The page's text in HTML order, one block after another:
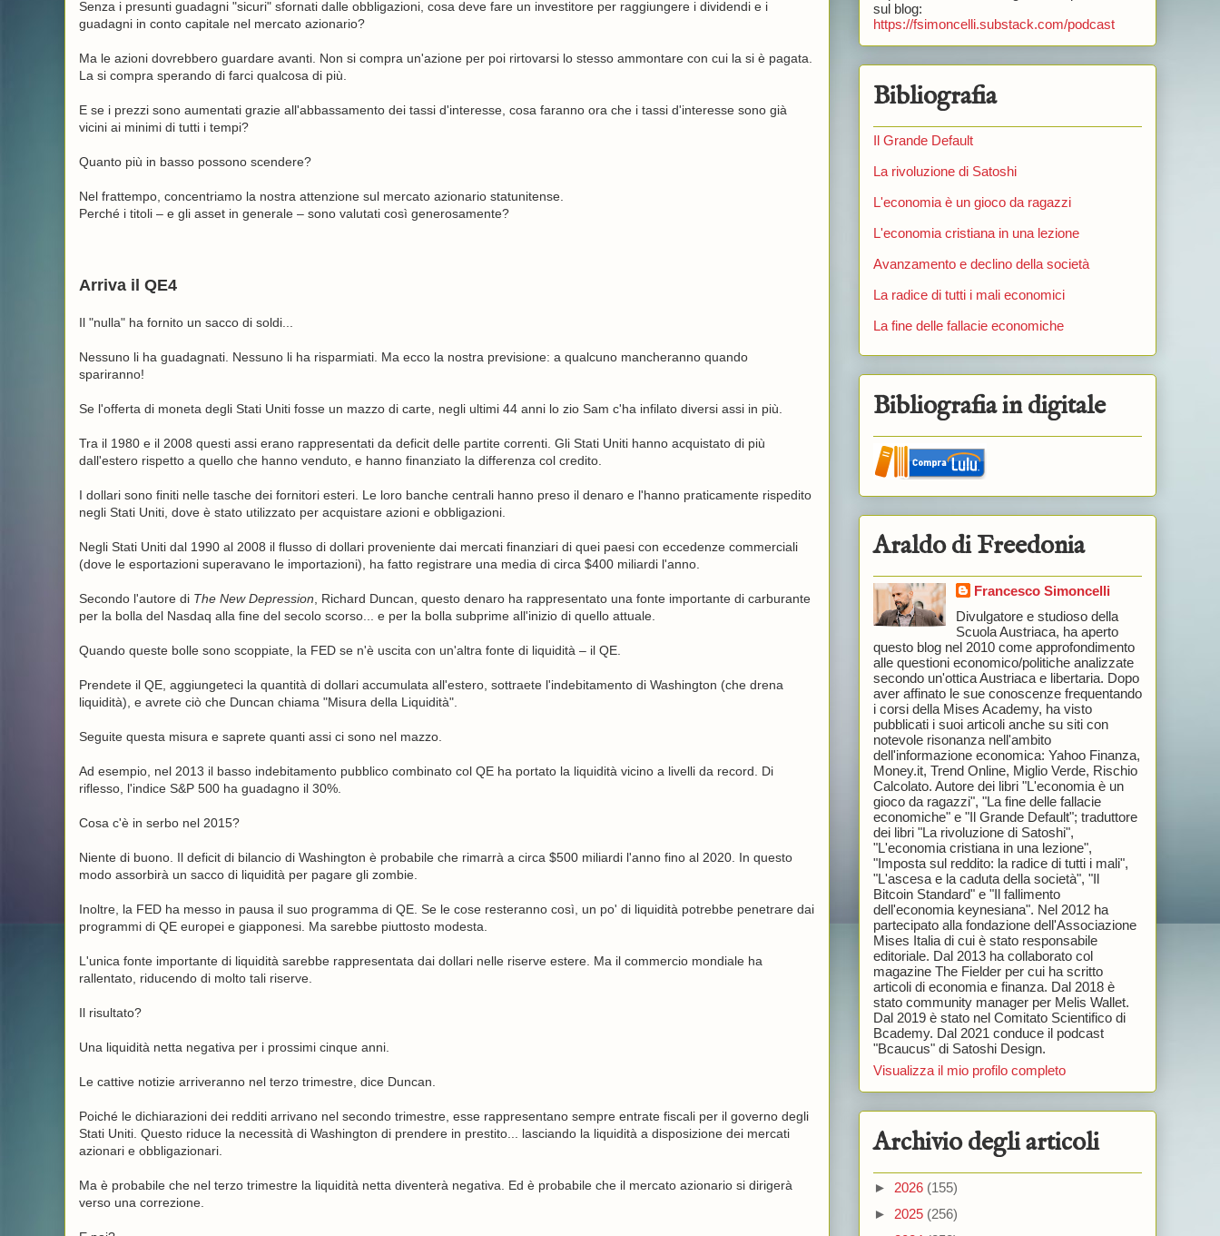
Senza i presunti guadagni "sicuri" sfornati dalle obbligazioni, cosa deve fare un investitore per raggiungere i dividendi e i
guadagni in conto capitale nel mercato azionario?
Ma le azioni dovrebbero guardare avanti. Non si compra un'azione per poi rirtovarsi lo stesso ammontare con cui la si è pagata.
La si compra sperando di farci qualcosa di più.
E se i prezzi sono aumentati grazie all'abbassamento dei tassi d'interesse, cosa faranno ora che i tassi d'interesse sono già
vicini ai minimi di tutti i tempi?
Quanto più in basso possono scendere?
Nel frattempo, concentriamo la nostra attenzione sul mercato azionario statunitense.
Perché i titoli – e gli asset in generale – sono valutati così generosamente?
Arriva il QE4
Il "nulla" ha fornito un sacco di soldi...
Nessuno li ha guadagnati. Nessuno li ha risparmiati. Ma ecco la nostra previsione: a qualcuno mancheranno quando
spariranno!
Se l'offerta di moneta degli Stati Uniti fosse un mazzo di carte, negli ultimi 44 anni lo zio Sam c'ha infilato diversi assi in più.
Tra il 1980 e il 2008 questi assi erano rappresentati da deficit delle partite correnti. Gli Stati Uniti hanno acquistato di più
dall'estero rispetto a quello che hanno venduto, e hanno finanziato la differenza col credito.
I dollari sono finiti nelle tasche dei fornitori esteri. Le loro banche centrali hanno preso il denaro e l'hanno praticamente rispedito
negli Stati Uniti, dove è stato utilizzato per acquistare azioni e obbligazioni.
Negli Stati Uniti dal 1990 al 2008 il flusso di dollari proveniente dai mercati finanziari di quei paesi con eccedenze commerciali
(dove le esportazioni superavano le importazioni), ha fatto registrare una media di circa $400 miliardi l'anno.
Secondo l'autore di The New Depression , Richard Duncan, questo denaro ha rappresentato una fonte importante di carburante
per la bolla del Nasdaq alla fine del secolo scorso... e per la bolla subprime all'inizio di quello attuale.
Quando queste bolle sono scoppiate, la FED se n'è uscita con un'altra fonte di liquidità – il QE.
Prendete il QE, aggiungeteci la quantità di dollari accumulata all'estero, sottraete l'indebitamento di Washington (che drena
liquidità), e avrete ciò che Duncan chiama "Misura della Liquidità".
Seguite questa misura e saprete quanti assi ci sono nel mazzo.
Ad esempio, nel 2013 il basso indebitamento pubblico combinato col QE ha portato la liquidità vicino a livelli da record. Di
riflesso, l'indice S&P 500 ha guadagno il 30%.
Cosa c'è in serbo nel 2015?
Niente di buono. Il deficit di bilancio di Washington è probabile che rimarrà a circa $500 miliardi l'anno fino al 2020. In questo
modo assorbirà un sacco di liquidità per pagare gli zombie.
Inoltre, la FED ha messo in pausa il suo programma di QE. Se le cose resteranno così, un po' di liquidità potrebbe penetrare dai
programmi di QE europei e giapponesi. Ma sarebbe piuttosto modesta.
L'unica fonte importante di liquidità sarebbe rappresentata dai dollari nelle riserve estere. Ma il commercio mondiale ha
rallentato, riducendo di molto tali riserve.
Il risultato?
Una liquidità netta negativa per i prossimi cinque anni.
Le cattive notizie arriveranno nel terzo trimestre, dice Duncan.
Poiché le dichiarazioni dei redditi arrivano nel secondo trimestre, esse rappresentano sempre entrate fiscali per il governo degli
Stati Uniti. Questo riduce la necessità di Washington di prendere in prestito... lasciando la liquidità a disposizione dei mercati
azionari e obbligazionari.
Ma è probabile che nel terzo trimestre la liquidità netta diventerà negativa. Ed è probabile che il mercato azionario si dirigerà
verso una correzione.
sul blog:
https://fsimoncelli.substack.com/podcast
Bibliografia
Il Grande Default
La rivoluzione di Satoshi
L'economia è un gioco da ragazzi
L'economia cristiana in una lezione
Avanzamento e declino della società
La radice di tutti i mali economici
La fine delle fallacie economiche
Bibliografia in digitale
Araldo di Freedonia
Francesco Simoncelli
Divulgatore e studioso della
Scuola Austriaca, ha aperto
questo blog nel 2010 come approfondimento
alle questioni economico/politiche analizzate
secondo un'ottica Austriaca e libertaria. Dopo
aver affinato le sue conoscenze frequentando
i corsi della Mises Academy, ha visto
pubblicati i suoi articoli anche su siti con
notevole risonanza nell'ambito
dell'informazione economica: Yahoo Finanza,
Money.it, Trend Online, Miglio Verde, Rischio
Calcolato. Autore dei libri "L'economia è un
gioco da ragazzi", "La fine delle fallacie
economiche" e "Il Grande Default"; traduttore
dei libri "La rivoluzione di Satoshi",
"L'economia cristiana in una lezione",
"Imposta sul reddito: la radice di tutti i mali",
"L'ascesa e la caduta della società", "Il
Bitcoin Standard" e "Il fallimento
dell'economia keynesiana". Nel 2012 ha
partecipato alla fondazione dell'Associazione
Mises Italia di cui è stato responsabile
editoriale. Dal 2013 ha collaborato col
magazine The Fielder per cui ha scritto
articoli di economia e finanza. Dal 2018 è
stato community manager per Melis Wallet.
Dal 2019 è stato nel Comitato Scientifico di
Bcademy. Dal 2021 conduce il podcast
"Bcaucus" di Satoshi Design.
Visualizza il mio profilo completo
Archivio degli articoli
► 2026 (155)
► 2025 (256)